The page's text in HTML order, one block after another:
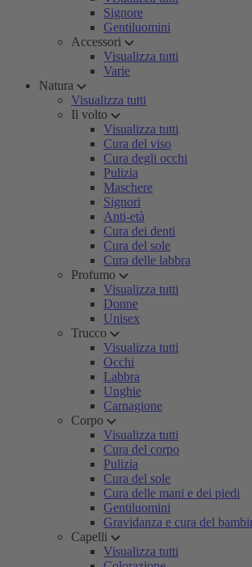
Signore
Gentiluomini
Accessori
Visualizza tutti
Varie
Natura
Visualizza tutti
Il volto
Visualizza tutti
Cura del viso
Cura degli occhi
Pulizia
Maschere
Signori
Anti-età
Cura dei denti
Cura del sole
Cura delle labbra
Profumo
Visualizza tutti
Donne
Unisex
Trucco
Visualizza tutti
Occhi
Labbra
Unghie
Carnagione
Corpo
Visualizza tutti
Cura del corpo
Pulizia
Cura del sole
Cura delle mani e dei piedi
Gentiluomini
Gravidanza e cura del
Capelli
Visualizza tutti